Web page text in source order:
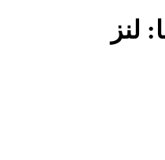
لنز